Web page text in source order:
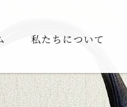
私たちについて